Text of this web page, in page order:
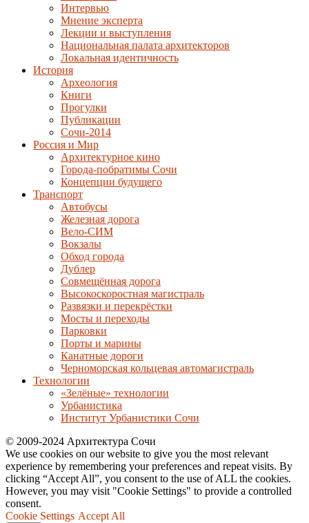
Интервью
Мнение эксперта
Лекции и выступления
Национальная палата архитекторов
Локальная идентичность
История
Археология
Книги
Прогулки
Публикации
Сочи-2014
Россия и Мир
Архитектурное кино
Города-побратимы Сочи
Концепции будущего
Транспорт
Автобусы
Железная дорога
Вело-СИМ
Вокзалы
Обход города
Дублер
Совмещённая дорога
Высокоскоростная магистраль
Развязки и перекрёстки
Мосты и переходы
Парковки
Порты и марины
Канатные дороги
Черноморская кольцевая автомагистраль
Технологии
«Зелёные» технологии
Урбанистика
Институт Урбанистики Сочи
© 2009-2024 Архитектура Сочи
We use cookies on our website to give you the most relevant
experience by remembering your preferences and repeat visits. By
clicking “Accept All”, you consent to the use of ALL the cookies.
However, you may visit "Cookie Settings" to provide a controlled
consent.
Cookie Settings Accept All